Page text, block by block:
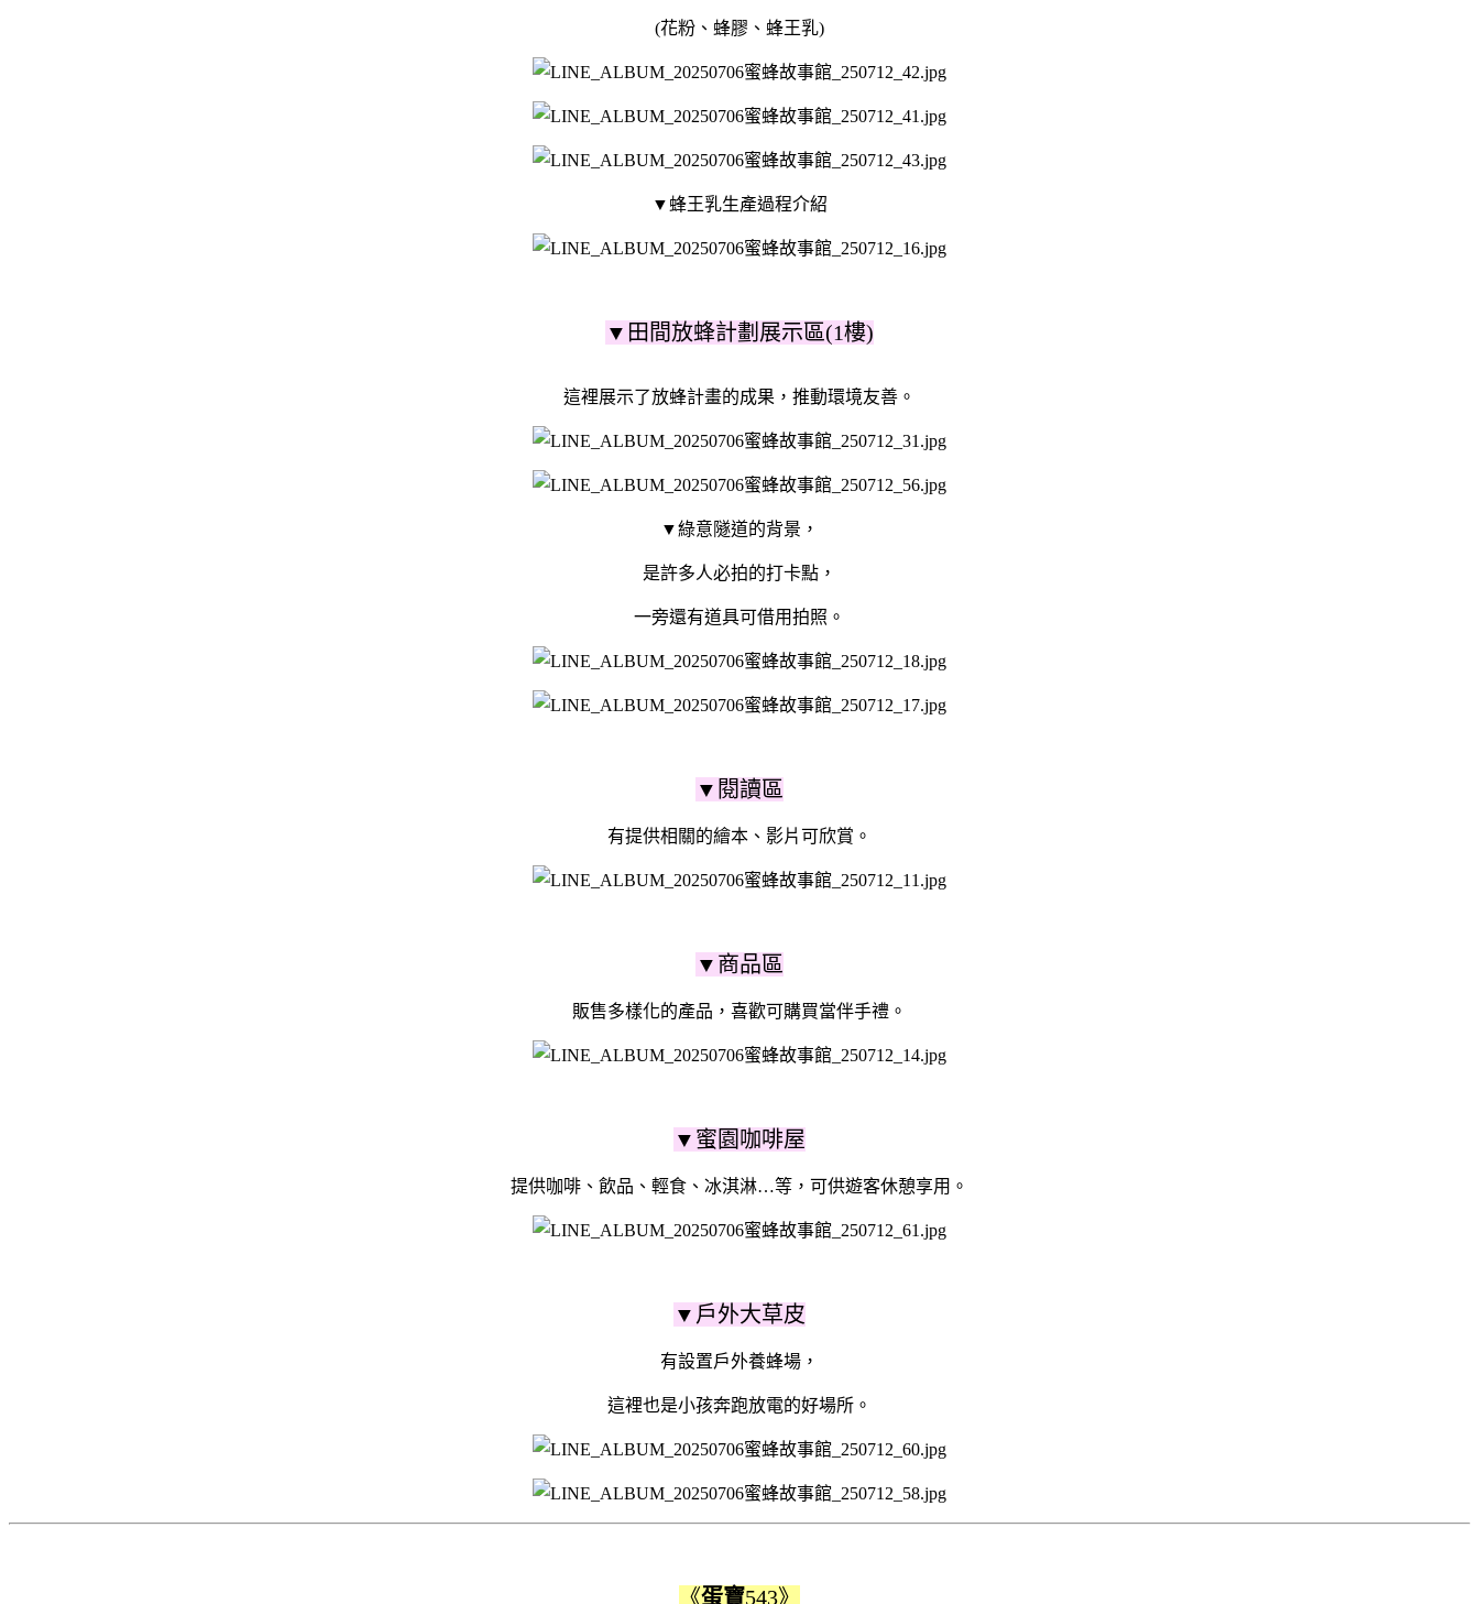
(花粉、蜂膠、蜂王乳)
▼蜂王乳生產過程介紹
▼田間放蜂計劃展示區(1樓)
這裡展示了放蜂計畫的成果，推動環境友善。
▼綠意隧道的背景，
是許多人必拍的打卡點，
一旁還有道具可借用拍照 。
▼閱讀區
有提供相關的繪本、影片可欣賞。
▼商品區
販售多樣化的產品，喜歡可購買當伴手禮。
▼蜜園咖啡屋
提供咖啡、飲品、輕食、冰淇淋…等，可供遊客休憩享用。
▼戶外大草皮
有設置戶外養蜂場，
這裡也是小孩奔跑放電的好場所。
《蛋寶543》